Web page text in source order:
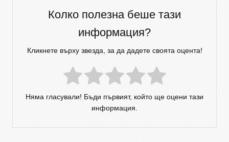
Колко полезна беше тази
информация?
Кликнете върху звезда, за да дадете своята оцента!
Няма гласували! Бъди първият, който ще оцени тази
информация.